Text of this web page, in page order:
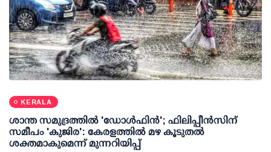
KERALA
ശാന്ത സമുദ്രത്തില്‍ 'ഡോള്‍ഫിന്‍'; ഫിലിപ്പീന്‍സിന്
സമീപം 'കുജിര': കേരളത്തില്‍ മഴ കൂടുതല്‍
ശക്തമാകുമെന്ന് മുന്നറിയിപ്പ്